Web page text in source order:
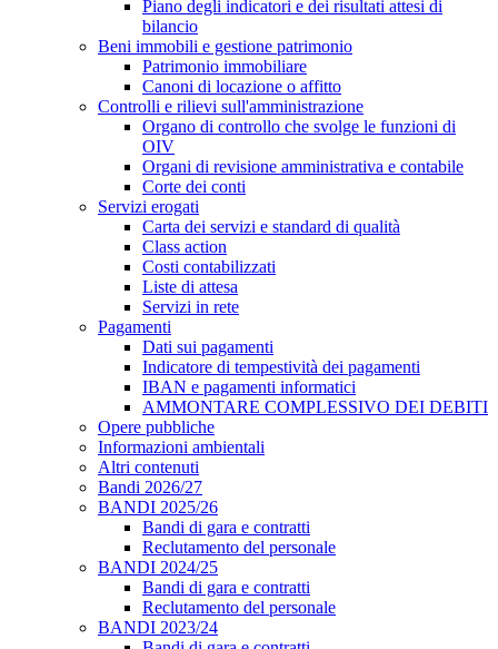
Piano degli indicatori e dei risultati attesi di
bilancio
Beni immobili e gestione patrimonio
Patrimonio immobiliare
Canoni di locazione o affitto
Controlli e rilievi sull'amministrazione
Organo di controllo che svolge le funzioni di
OIV
Organi di revisione amministrativa e contabile
Corte dei conti
Servizi erogati
Carta dei servizi e standard di qualità
Class action
Costi contabilizzati
Liste di attesa
Servizi in rete
Pagamenti
Dati sui pagamenti
Indicatore di tempestività dei pagamenti
IBAN e pagamenti informatici
AMMONTARE COMPLESSIVO DEI DEBITI
Opere pubbliche
Informazioni ambientali
Altri contenuti
Bandi 2026/27
BANDI 2025/26
Bandi di gara e contratti
Reclutamento del personale
BANDI 2024/25
Bandi di gara e contratti
Reclutamento del personale
BANDI 2023/24